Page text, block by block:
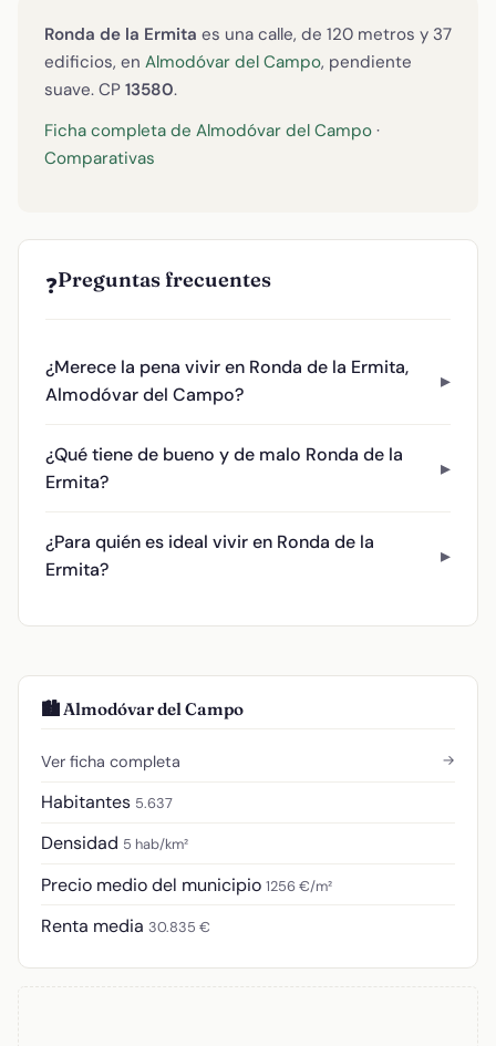
Ronda de la Ermita es una calle, de 120 metros y 37
edificios, en Almodóvar del Campo, pendiente
suave. CP 13580.
Ficha completa de Almodóvar del Campo ·
Comparativas
❓Preguntas frecuentes
¿Merece la pena vivir en Ronda de la Ermita,
Almodóvar del Campo?
¿Qué tiene de bueno y de malo Ronda de la
Ermita?
¿Para quién es ideal vivir en Ronda de la
Ermita?
🏙️ Almodóvar del Campo
Ver ficha completa →
Habitantes 5.637
Densidad 5 hab/km²
Precio medio del municipio 1256 €/m²
Renta media 30.835 €